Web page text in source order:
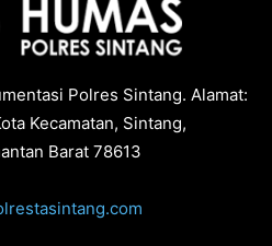
Polres Sintang. Alamat:
Kecamatan, Sintang,
Barat 78613